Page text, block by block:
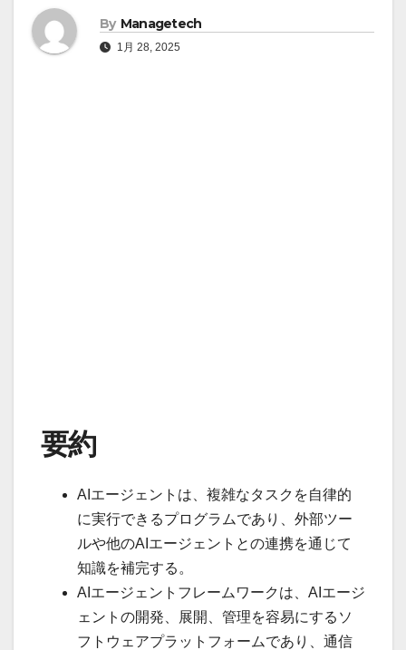
By Managetech
1月 28, 2025
要約
AIエージェントは、複雑なタスクを自律的
に実行できるプログラムであり、外部ツー
ルや他のAIエージェントとの連携を通じて
知識を補完する。
AIエージェントフレームワークは、AIエージ
ェントの開発、展開、管理を容易にするソ
フトウェアプラットフォームであり、通信